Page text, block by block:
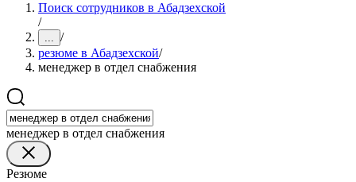
Поиск сотрудников в Абадзехской
/
... /
резюме в Абадзехской/
менеджер в отдел снабжения
менеджер в отдел снабжения
Резюме